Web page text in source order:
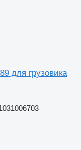
для грузовика